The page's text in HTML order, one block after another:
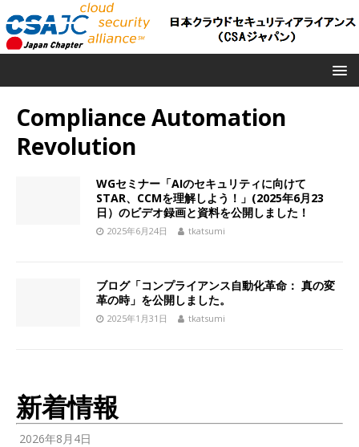
Compliance Automation
Revolution
WGセミナー「AIのセキュリティに向けて
STAR、CCMを理解しよう！」(2025年6月23
日）のビデオ録画と資料を公開しました！
2025年6月24日 tkatsumi
ブログ「コンプライアンス自動化革命： 真の変
革の時」を公開しました。
2025年1月31日 tkatsumi
新着情報
2026年8月4日